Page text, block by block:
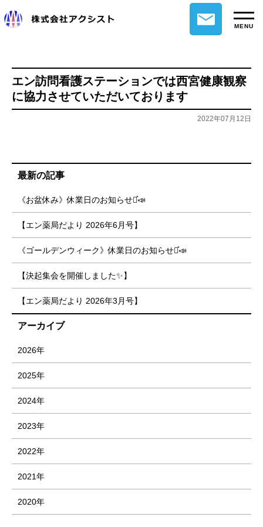
MENU
エン訪問看護ステーションでは西宮健康観察
に協力させていただいております
2022年07月12日
最新の記事
《お盆休み》休業日のお知らせ⋆͛📣
【エン薬局だより 2026年6月号】
《ゴールデンウィーク》休業日のお知らせ⋆͛📣
【決起集会を開催しました✨】
【エン薬局だより 2026年3月号】
アーカイブ
2026年
2025年
2024年
2023年
2022年
2021年
2020年